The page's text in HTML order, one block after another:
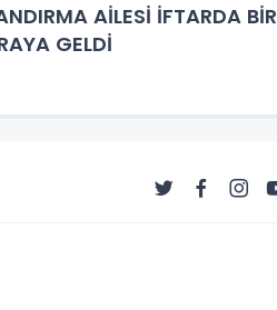
AİLESİ İFTARDA BİR
GELDİ